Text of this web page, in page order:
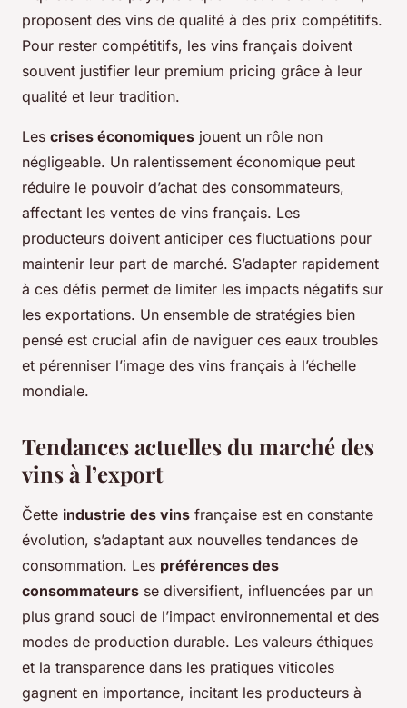
proposent des vins de qualité à des prix compétitifs.
Pour rester compétitifs, les vins français doivent
souvent justifier leur premium pricing grâce à leur
qualité et leur tradition.
Les crises économiques jouent un rôle non
négligeable. Un ralentissement économique peut
réduire le pouvoir d’achat des consommateurs,
affectant les ventes de vins français. Les
producteurs doivent anticiper ces fluctuations pour
maintenir leur part de marché. S’adapter rapidement
à ces défis permet de limiter les impacts négatifs sur
les exportations. Un ensemble de stratégies bien
pensé est crucial afin de naviguer ces eaux troubles
et pérenniser l’image des vins français à l’échelle
mondiale.
Tendances actuelles du marché des
vins à l’export
Čette industrie des vins française est en constante
évolution, s’adaptant aux nouvelles tendances de
consommation. Les préférences des
consommateurs se diversifient, influencées par un
plus grand souci de l’impact environnemental et des
modes de production durable. Les valeurs éthiques
et la transparence dans les pratiques viticoles
gagnent en importance, incitant les producteurs à